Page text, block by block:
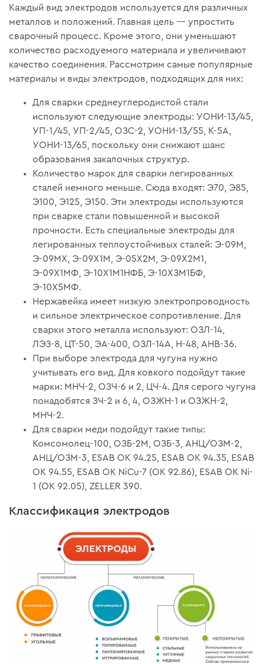
Каждый вид электродов используется для различных
металлов и положений. Главная цель — упростить
сварочный процесс. Кроме этого, они уменьшают
количество расходуемого материала и увеличивают
качество соединения. Рассмотрим самые популярные
материалы и виды электродов, подходящих для них:
Для сварки среднеуглеродистой стали
используют следующие электроды: УОНИ-13/45,
УП-1/45, УП-2/45, ОЗС-2, УОНИ-13/55, К-5А,
УОНИ-13/65, поскольку они снижают шанс
образования закалочных структур.
Количество марок для сварки легированных
сталей немного меньше. Сюда входят: Э70, Э85,
Э100, Э125, Э150. Эти электроды используются
при сварке стали повышенной и высокой
прочности. Есть специальные электроды для
легированных теплоустойчивых сталей: Э-09М,
Э-09МХ, Э-09Х1М, Э-05Х2М, Э-09Х2М1,
Э-09Х1МФ, Э-10Х1М1НФБ, Э-10ХЗМ1БФ,
Э-10Х5МФ.
Нержавейка имеет низкую электропроводность
и сильное электрическое сопротивление. Для
сварки этого металла используют: ОЗЛ-14,
ЛЭЗ-8, ЦТ-50, ЭА-400, ОЗЛ-14А, Н-48, АНВ-36.
При выборе электрода для чугуна нужно
учитывать его вид. Для ковкого подойдут такие
марки: МНЧ-2, ОЗЧ-6 и 2, ЦЧ-4. Для серого чугуна
понадобятся ЗЧ-2 и 6, 4, ОЗЖН-1 и ОЗЖН-2,
МНЧ-2.
Для сварки меди подойдут такие типы:
Комсомолец-100, ОЗБ-2М, ОЗБ-3, АНЦ/ОЗМ-2,
АНЦ/ОЗМ-3, ESAB ОК 94.25, ESAB OK 94.35, ESAB
OK 94.55, ESAB OK NiCu-7 (OK 92.86), ESAB OK Ni-
1 (OK 92.05), ZELLER 390.
Классификация электродов